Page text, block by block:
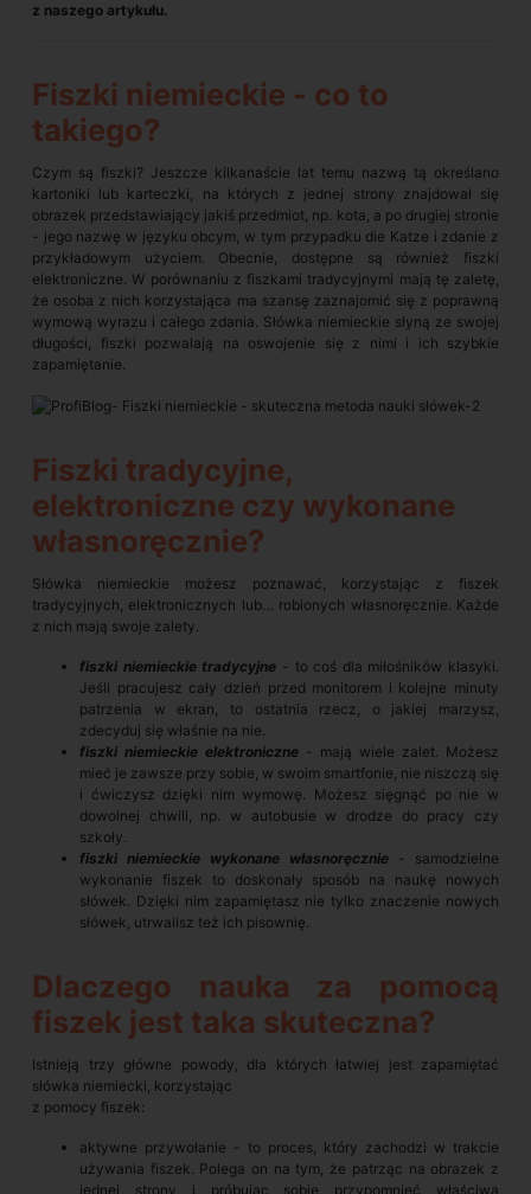
z naszego artykułu.
Fiszki niemieckie - co to
takiego?
Czym są fiszki? Jeszcze kilkanaście lat temu nazwą tą określano
kartoniki lub karteczki, na których z jednej strony znajdował się
obrazek przedstawiający jakiś przedmiot, np. kota, a po drugiej stronie
- jego nazwę w języku obcym, w tym przypadku die Katze i zdanie z
przykładowym użyciem. Obecnie, dostępne są również fiszki
elektroniczne. W porównaniu z fiszkami tradycyjnymi mają tę zaletę,
że osoba z nich korzystająca ma szansę zaznajomić się z poprawną
wymową wyrazu i całego zdania. Słówka niemieckie słyną ze swojej
długości, fiszki pozwalają na oswojenie się z nimi i ich szybkie
zapamiętanie.
Fiszki tradycyjne,
elektroniczne czy wykonane
własnoręcznie?
Słówka niemieckie możesz poznawać, korzystając z fiszek
tradycyjnych, elektronicznych lub… robionych własnoręcznie. Każde
z nich mają swoje zalety.
fiszki niemieckie tradycyjne - to coś dla miłośników klasyki.
Jeśli pracujesz cały dzień przed monitorem i kolejne minuty
patrzenia w ekran, to ostatnia rzecz, o jakiej marzysz,
zdecyduj się właśnie na nie.
fiszki niemieckie elektroniczne - mają wiele zalet. Możesz
mieć je zawsze przy sobie, w swoim smartfonie, nie niszczą się
i ćwiczysz dzięki nim wymowę. Możesz sięgnąć po nie w
dowolnej chwili, np. w autobusie w drodze do pracy czy
szkoły.
fiszki niemieckie wykonane własnoręcznie - samodzielne
wykonanie fiszek to doskonały sposób na naukę nowych
słówek. Dzięki nim zapamiętasz nie tylko znaczenie nowych
słówek, utrwalisz też ich pisownię.
Dlaczego nauka za pomocą
fiszek jest taka skuteczna?
Istnieją trzy główne powody, dla których łatwiej jest zapamiętać
słówka niemiecki, korzystając
z pomocy fiszek:
aktywne przywołanie - to proces, który zachodzi w trakcie
używania fiszek. Polega on na tym, że patrząc na obrazek z
jednej strony i próbując sobie przypomnieć właściwą